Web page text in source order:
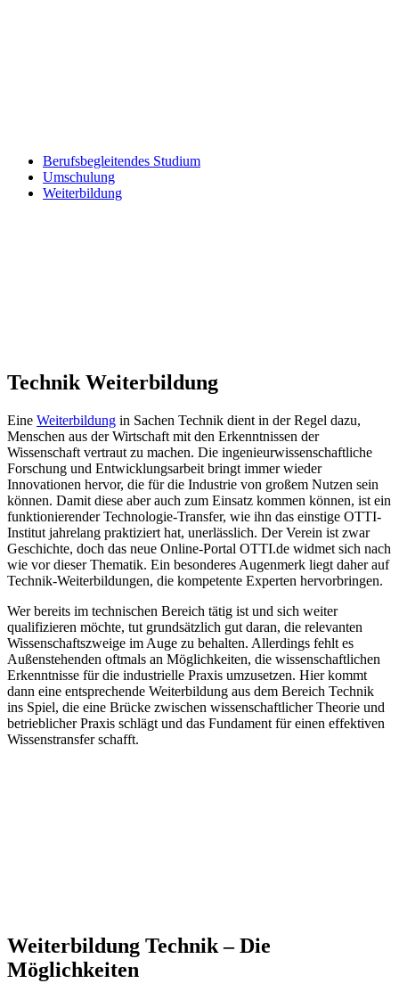
Berufsbegleitendes Studium
Umschulung
Weiterbildung
Technik Weiterbildung
Eine Weiterbildung in Sachen Technik dient in der Regel dazu,
Menschen aus der Wirtschaft mit den Erkenntnissen der
Wissenschaft vertraut zu machen. Die ingenieurwissenschaftliche
Forschung und Entwicklungsarbeit bringt immer wieder
Innovationen hervor, die für die Industrie von großem Nutzen sein
können. Damit diese aber auch zum Einsatz kommen können, ist ein
funktionierender Technologie-Transfer, wie ihn das einstige OTTI-
Institut jahrelang praktiziert hat, unerlässlich. Der Verein ist zwar
Geschichte, doch das neue Online-Portal OTTI.de widmet sich nach
wie vor dieser Thematik. Ein besonderes Augenmerk liegt daher auf
Technik-Weiterbildungen, die kompetente Experten hervorbringen.
Wer bereits im technischen Bereich tätig ist und sich weiter
qualifizieren möchte, tut grundsätzlich gut daran, die relevanten
Wissenschaftszweige im Auge zu behalten. Allerdings fehlt es
Außenstehenden oftmals an Möglichkeiten, die wissenschaftlichen
Erkenntnisse für die industrielle Praxis umzusetzen. Hier kommt
dann eine entsprechende Weiterbildung aus dem Bereich Technik
ins Spiel, die eine Brücke zwischen wissenschaftlicher Theorie und
betrieblicher Praxis schlägt und das Fundament für einen effektiven
Wissenstransfer schafft.
Weiterbildung Technik – Die
Möglichkeiten